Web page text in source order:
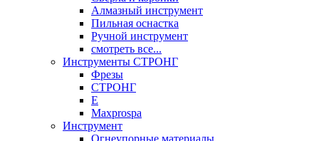
Алмазный инструмент
Пильная оснастка
Ручной инструмент
смотреть все...
Инструменты СТРОНГ
Фрезы
СТРОНГ
Е
Maxprospa
Инструмент
Огнеупорные материалы